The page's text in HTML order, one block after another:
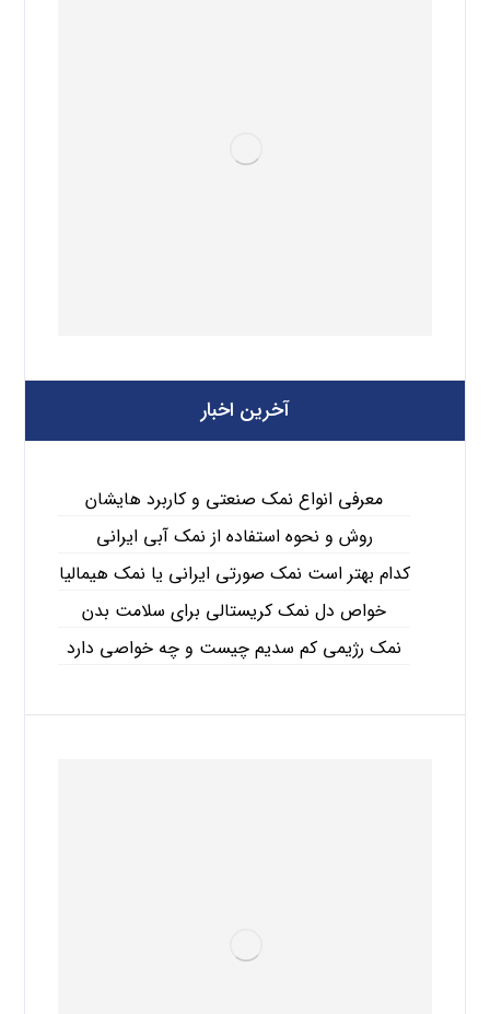
آخرین اخبار
معرفی انواع نمک صنعتی و کاربرد هایشان
روش و نحوه استفاده از نمک آبی ایرانی
کدام بهتر است نمک صورتی ایرانی یا نمک هیمالیا
خواص دل نمک کریستالی برای سلامت بدن
نمک رژیمی کم سدیم چیست و چه خواصی دارد